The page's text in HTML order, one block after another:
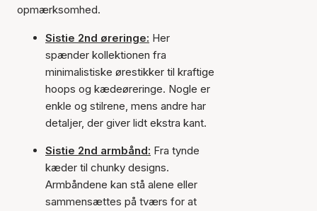
opmærksomhed.
Sistie 2nd øreringe: Her
spænder kollektionen fra
minimalistiske ørestikker til kraftige
hoops og kædeøreringe. Nogle er
enkle og stilrene, mens andre har
detaljer, der giver lidt ekstra kant.
Sistie 2nd armbånd: Fra tynde
kæder til chunky designs.
Armbåndene kan stå alene eller
sammensættes på tværs for at